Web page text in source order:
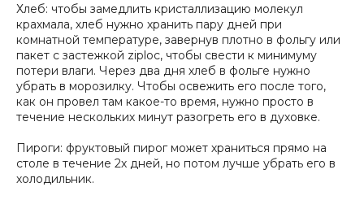
Хлеб: чтобы замедлить кристаллизацию молекул
крахмала, хлеб нужно хранить пару дней при
комнатной температуре, завернув плотно в фольгу или
пакет с застежкой ziploc, чтобы свести к минимуму
потери влаги. Через два дня хлеб в фольге нужно
убрать в морозилку. Чтобы освежить его после того,
как он провел там какое-то время, нужно просто в
течение нескольких минут разогреть его в духовке.
Пироги: фруктовый пирог может храниться прямо на
столе в течение 2х дней, но потом лучше убрать его в
холодильник.